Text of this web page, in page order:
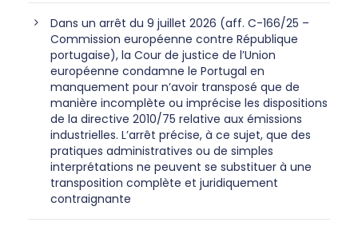
Dans un arrêt du 9 juillet 2026 (aff. C-166/25 –
Commission européenne contre République
portugaise), la Cour de justice de l’Union
européenne condamne le Portugal en
manquement pour n’avoir transposé que de
manière incomplète ou imprécise les dispositions
de la directive 2010/75 relative aux émissions
industrielles. L’arrêt précise, à ce sujet, que des
pratiques administratives ou de simples
interprétations ne peuvent se substituer à une
transposition complète et juridiquement
contraignante